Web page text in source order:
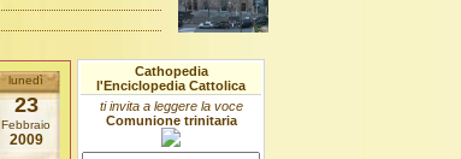
lunedì
23
Febbraio
2009
Cathopedia
l'Enciclopedia Cattolica
ti invita a leggere la voce
Comunione trinitaria